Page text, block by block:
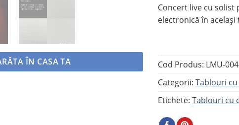
ÎN CASA TA
Concert live cu solist
electronică în același
Cod Produs: LMU-004
Categorii:Tablouri
Etichete:Tablouri cu